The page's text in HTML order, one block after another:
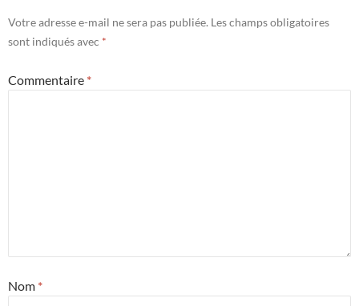
Votre adresse e-mail ne sera pas publiée. Les champs obligatoires
sont indiqués avec *
Commentaire *
Nom *